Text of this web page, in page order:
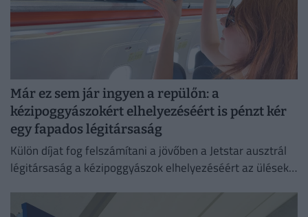
Már ez sem jár ingyen a repülőn: a
kézipoggyászokért elhelyezéséért is pénzt kér
egy fapados légitársaság
Külön díjat fog felszámítani a jövőben a Jetstar ausztrál
légitársaság a kézipoggyászok elhelyezéséért az ülések